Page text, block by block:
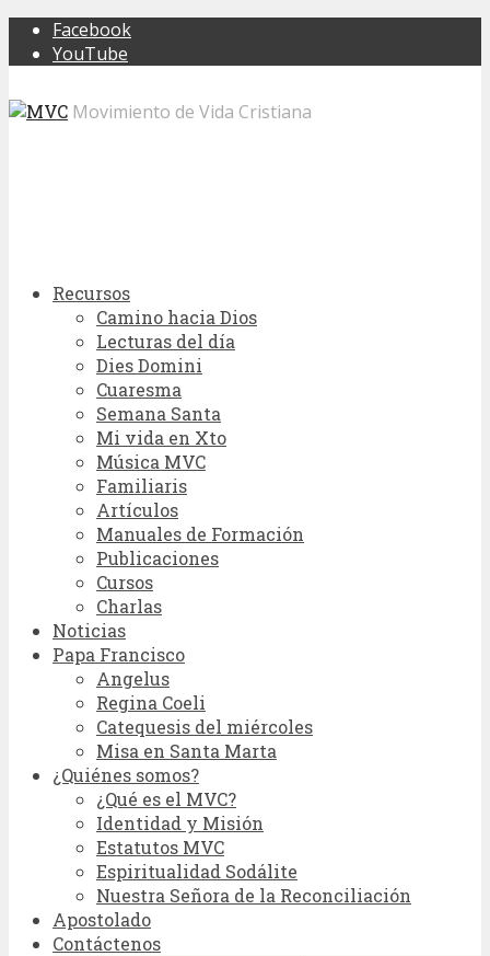
Facebook
YouTube
Movimiento de Vida Cristiana
Recursos
Camino hacia Dios
Lecturas del día
Dies Domini
Cuaresma
Semana Santa
Mi vida en Xto
Música MVC
Familiaris
Artículos
Manuales de Formación
Publicaciones
Cursos
Charlas
Noticias
Papa Francisco
Angelus
Regina Coeli
Catequesis del miércoles
Misa en Santa Marta
¿Quiénes somos?
¿Qué es el MVC?
Identidad y Misión
Estatutos MVC
Espiritualidad Sodálite
Nuestra Señora de la Reconciliación
Apostolado
Contáctenos